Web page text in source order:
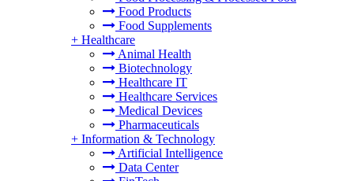
Food Products
Food Supplements
+ Healthcare
Animal Health
Biotechnology
Healthcare IT
Healthcare Services
Medical Devices
Pharmaceuticals
+ Information & Technology
Artificial Intelligence
Data Center